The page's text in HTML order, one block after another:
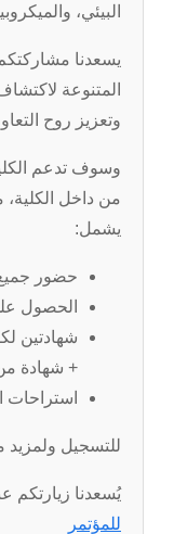
البيئي،
يسعدنا
المتنوعة
وتعزيز روح
وسوف تدعم
يشمل:
حضور
الحصول
+ شهادة
استراحات
للتسجيل ولمزيد
يُسعدنا زيارتكم
للمؤتمر